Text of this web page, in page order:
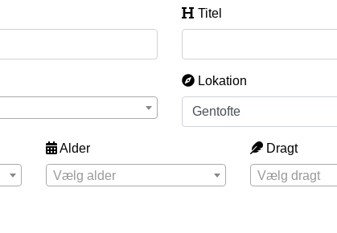
Titel
Lokation
Alder
Vælg alder
Dragt
Vælg dragt